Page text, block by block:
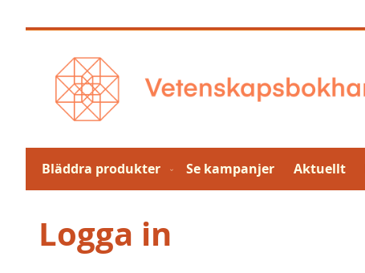
till
Bläddra produkter Se kampanjer Aktuellt
Logga in